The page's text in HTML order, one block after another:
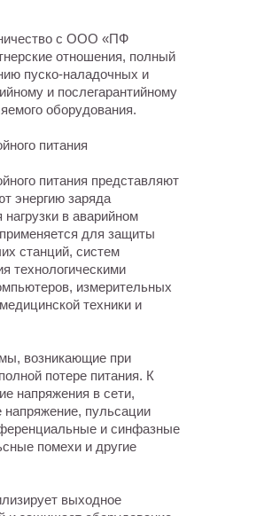
с ООО «ПФ
отношения, полный
пуско-наладочных и
и послегарантийному
оборудования.
питания
питания представляют
энергию заряда
в аварийном
для защиты
станций, систем
технологическими
измерительных
техники и
возникающие при
потере питания. К
напряжения в сети,
пульсации
и синфазные
помехи и другие
выходное